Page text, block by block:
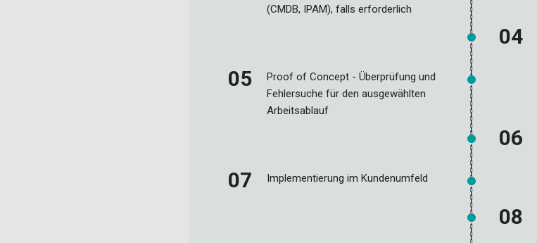
(CMDB, IPAM), falls erforderlich
Proof of Concept - Überprüfung und
Fehlersuche für den ausgewählten
Arbeitsablauf
Implementierung im Kundenumfeld